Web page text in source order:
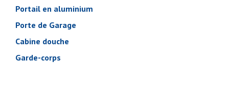
Portail en aluminium
Porte de Garage
Cabine douche
Garde-corps